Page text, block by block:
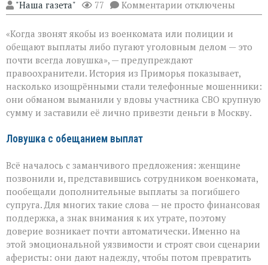
"Наша газета" 77 Комментарии к
записи
сыграли
на
самом
больном»:
вдова
военного
лишилась
миллионов
из‑за
отключены
«Когда звонят якобы из военкомата или полиции и
обещают выплаты либо пугают уголовным делом — это
почти всегда ловушка», — предупреждают
правоохранители. История из Приморья показывает,
насколько изощрёнными стали телефонные мошенники:
они обманом выманили у вдовы участника СВО крупную
сумму и заставили её лично привезти деньги в Москву.
Ловушка с обещанием выплат
Всё началось с заманчивого предложения: женщине
позвонили и, представившись сотрудником военкомата,
пообещали дополнительные выплаты за погибшего
супруга. Для многих такие слова — не просто финансовая
поддержка, а знак внимания к их утрате, поэтому
доверие возникает почти автоматически. Именно на
этой эмоциональной уязвимости и строят свои сценарии
аферисты: они дают надежду, чтобы потом превратить